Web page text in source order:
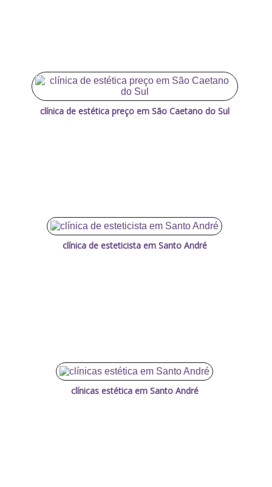
clínica de estética preço em São Caetano do Sul
clínica de esteticista em Santo André
clínicas estética em Santo André